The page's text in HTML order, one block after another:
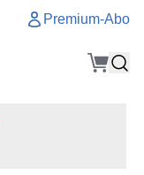
Premium-Abo